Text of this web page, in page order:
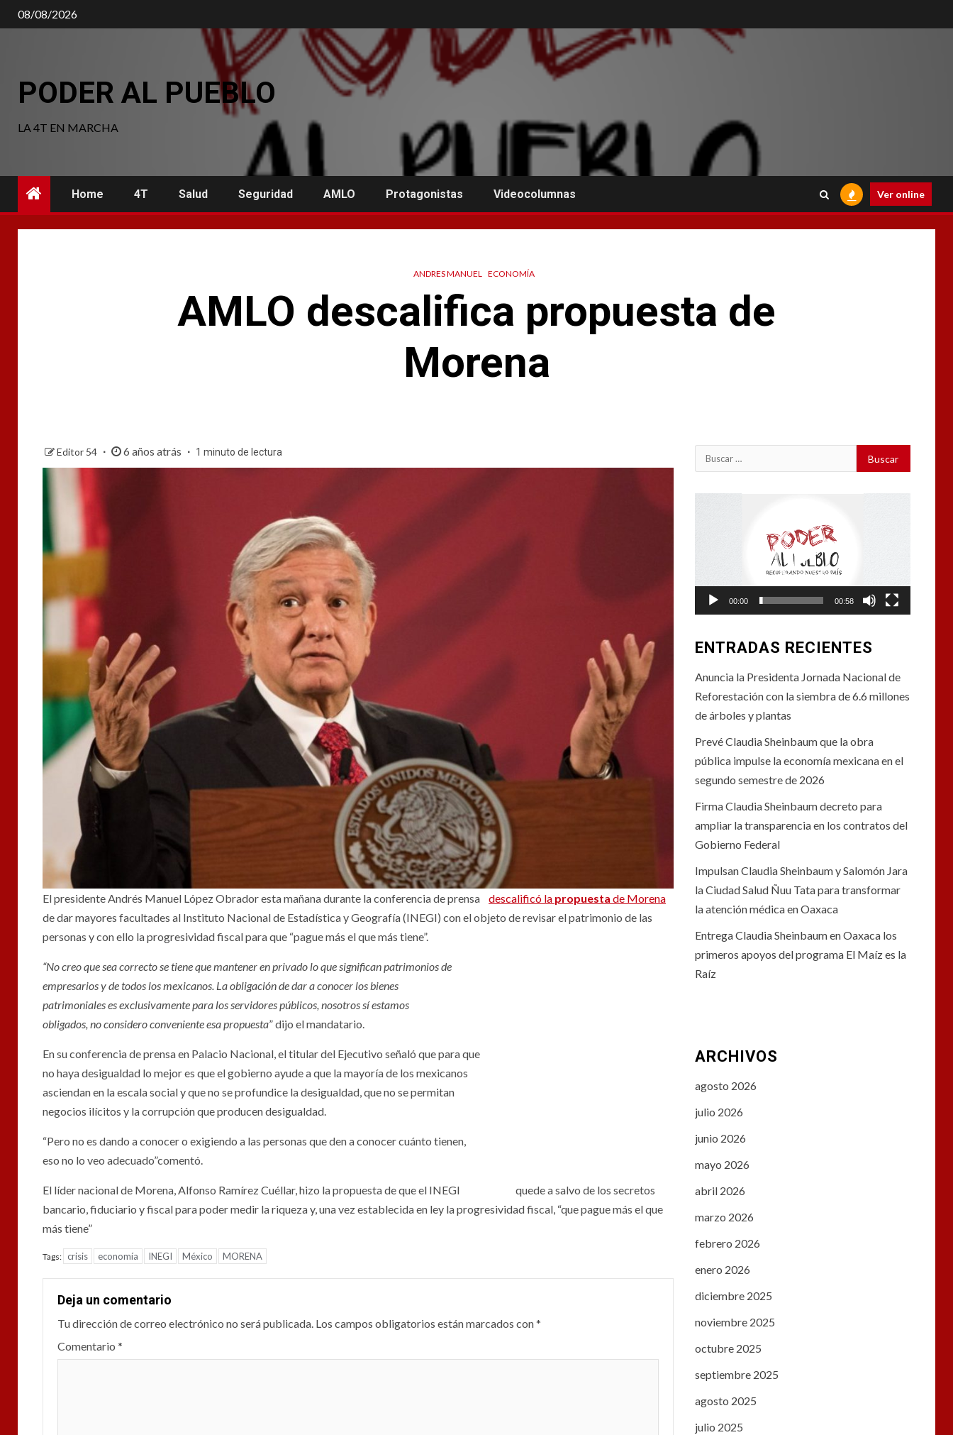
Saltar
al
08/08/2026
PODER AL PUEBLO
LA 4T EN MARCHA
Home 4T Salud Seguridad AMLO Protagonistas Videocolumnas Ver online
ANDRES MANUEL ECONOMÍA
AMLO descalifica propuesta de
Morena
Editor 54 6 años atrás 1 minuto de lectura
El presidente Andrés Manuel López Obrador esta mañana durante la conferencia de prensa descalificó la propuesta de Morena
de dar mayores facultades al Instituto Nacional de Estadística y Geografía (INEGI) con el objeto de revisar el patrimonio de las
personas y con ello la progresividad fiscal para que “pague más el que más tiene”.
“No creo que sea correcto se tiene que mantener en privado lo que significan patrimonios de
empresarios y de todos los mexicanos. La obligación de dar a conocer los bienes
patrimoniales es exclusivamente para los servidores públicos, nosotros sí estamos
obligados, no considero conveniente esa propuesta” dijo el mandatario.
En su conferencia de prensa en Palacio Nacional, el titular del Ejecutivo señaló que para que
no haya desigualdad lo mejor es que el gobierno ayude a que la mayoría de los mexicanos
asciendan en la escala social y que no se profundice la desigualdad, que no se permitan
negocios ilícitos y la corrupción que producen desigualdad.
“Pero no es dando a conocer o exigiendo a las personas que den a conocer cuánto tienen,
eso no lo veo adecuado”comentó.
El líder nacional de Morena, Alfonso Ramírez Cuéllar, hizo la propuesta de que el INEGI quede a salvo de los secretos
bancario, fiduciario y fiscal para poder medir la riqueza y, una vez establecida en ley la progresividad fiscal, “que pague más el que
más tiene”
Tags: crisis economía INEGI México MORENA
Deja un comentario
Tu dirección de correo electrónico no será publicada. Los campos obligatorios están marcados con*
Comentario *
Buscar:
00:00 00:58
ENTRADAS RECIENTES
Anuncia la Presidenta Jornada Nacional de
Reforestación con la siembra de 6.6 millones
de árboles y plantas
Prevé Claudia Sheinbaum que la obra
pública impulse la economía mexicana en el
segundo semestre de 2026
Firma Claudia Sheinbaum decreto para
ampliar la transparencia en los contratos del
Gobierno Federal
Impulsan Claudia Sheinbaum y Salomón Jara
la Ciudad Salud Ñuu Tata para transformar
la atención médica en Oaxaca
Entrega Claudia Sheinbaum en Oaxaca los
primeros apoyos del programa El Maíz es la
Raíz
ARCHIVOS
agosto 2026
julio 2026
junio 2026
mayo 2026
abril 2026
marzo 2026
febrero 2026
enero 2026
diciembre 2025
noviembre 2025
octubre 2025
septiembre 2025
agosto 2025
julio 2025